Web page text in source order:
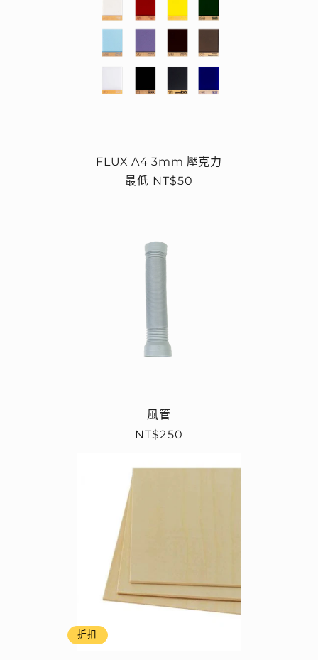
FLUX A4 3mm 壓克力
定
最低 NT$50
風管
定
NT$250
折扣